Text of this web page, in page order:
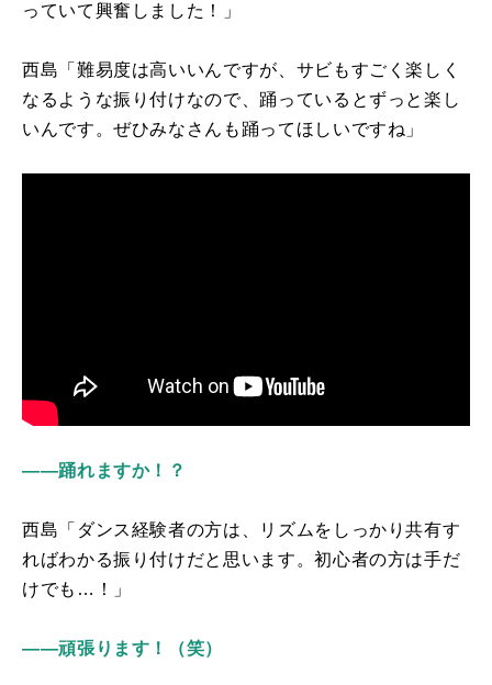
っていて興奮しました！」
西島「難易度は高いいんですが、サビもすごく楽しく
なるような振り付けなので、踊っているとずっと楽し
いんです。ぜひみなさんも踊ってほしいですね」
――踊れますか！？
西島「ダンス経験者の方は、リズムをしっかり共有す
ればわかる振り付けだと思います。初心者の方は手だ
けでも…！」
――頑張ります！（笑）